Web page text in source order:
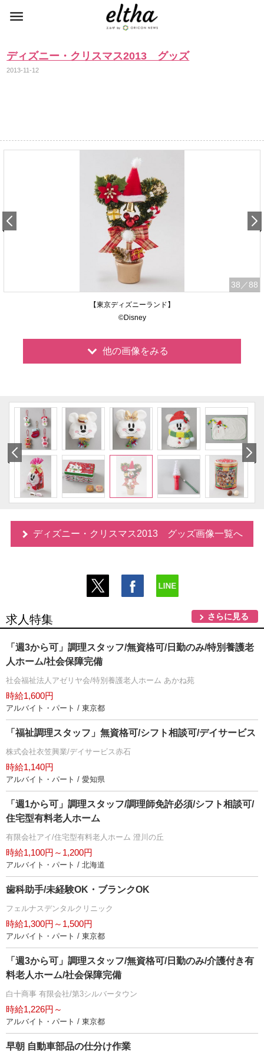
ディズニー・クリスマス2013 グッズ
2013-11-12
38 ／88
【東京ディズニーランド】
©Disney
他の画像をみる
ディズニー・クリスマス2013 グッズ画像一覧へ
求人特集 さらに見る
「週3から可」調理スタッフ/無資格可/日勤のみ/特別養護老
人ホーム/社会保障完備
社会福祉法人アゼリヤ会/特別養護老人ホーム あかね苑
時給1,600円
アルバイト・パート / 東京都
「福祉調理スタッフ」無資格可/シフト相談可/デイサービス
株式会社衣笠興業/デイサービス赤石
時給1,140円
アルバイト・パート / 愛知県
「週1から可」調理スタッフ/調理師免許必須/シフト相談可/
住宅型有料老人ホーム
有限会社アイ/住宅型有料老人ホーム 澄川の丘
時給1,100円～1,200円
アルバイト・パート / 北海道
歯科助手/未経験OK・ブランクOK
フェルナスデンタルクリニック
時給1,300円～1,500円
アルバイト・パート / 東京都
「週3から可」調理スタッフ/無資格可/日勤のみ/介護付き有
料老人ホーム/社会保障完備
白十商事 有限会社/第3シルバータウン
時給1,226円～
アルバイト・パート / 東京都
早朝 自動車部品の仕分け作業